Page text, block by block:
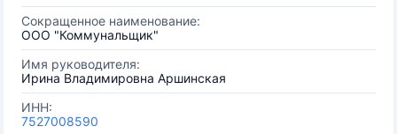
Сокращенное наименование:
ООО "Коммунальщик"
Имя руководителя:
Ирина Владимировна Аршинская
ИНН:
7527008590